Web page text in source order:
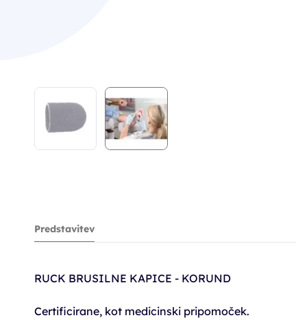
Predstavitev
RUCK BRUSILNE KAPICE - KORUND
Certificirane, kot medicinski pripomoček.